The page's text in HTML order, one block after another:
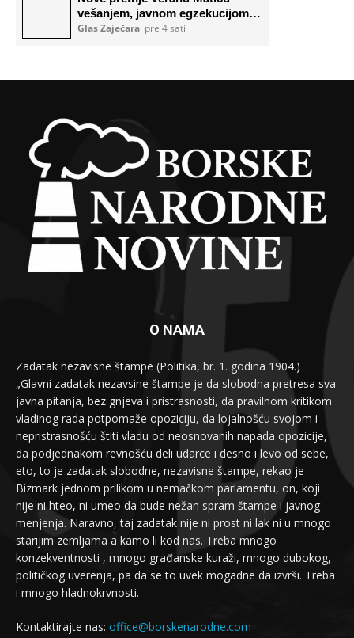
O NAMA
Zadatak nezavisne štampe (Politika, br. 1. godina 1904.)
„Glavni zadatak nezavsine štampe je da slobodna pretresa sva
javna pitanja, bez gnjeva i pristrasnosti, da pravilnom kritikom
vladinog rada potpomaže opoziciju, da lojalnošću svojom i
nepristrasnošću štiti vladu od neosnovanih napada opozicije,
da podjednakom revnošću deli udarce i desno i levo od sebe,
eto, to je zadatak slobodne, nezavisne štampe, rekao je
Bizmark jednom prilikom u nemačkom parlamentu, on, koji
nije ni hteo, ni umeo da bude nežan spram štampe i javnog
menjenja. Naravno, taj zadatak nije ni prost ni lak ni u mnogo
starijim zemljama a kamo li kod nas. Treba mnogo
konzekventnosti , mnogo građanske kuraži, mnogo dubokog,
političkog uverenja, pa da se to uvek mogadne da izvrši. Treba
i mnogo hladnokrvnosti.
Kontaktirajte nas: office@borskenarodne.com